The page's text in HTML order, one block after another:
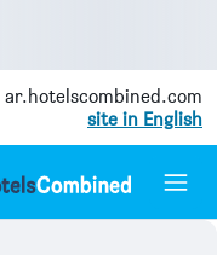
ar.hotelscombined.com
site in English